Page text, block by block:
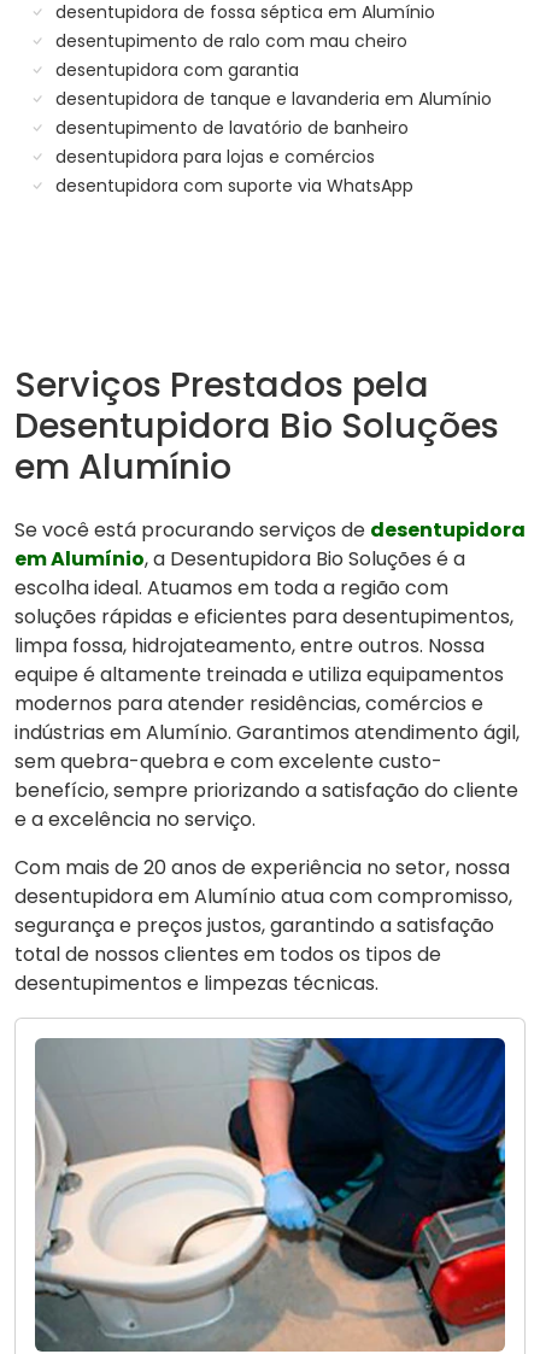
desentupidora de fossa séptica em Alumínio
desentupimento de ralo com mau cheiro
desentupidora com garantia
desentupidora de tanque e lavanderia em Alumínio
desentupimento de lavatório de banheiro
desentupidora para lojas e comércios
desentupidora com suporte via WhatsApp
Serviços Prestados pela
Desentupidora Bio Soluções
em Alumínio
Se você está procurando serviços de desentupidora
em Alumínio, a Desentupidora Bio Soluções é a
escolha ideal. Atuamos em toda a região com
soluções rápidas e eficientes para desentupimentos,
limpa fossa, hidrojateamento, entre outros. Nossa
equipe é altamente treinada e utiliza equipamentos
modernos para atender residências, comércios e
indústrias em Alumínio. Garantimos atendimento ágil,
sem quebra-quebra e com excelente custo-
benefício, sempre priorizando a satisfação do cliente
e a excelência no serviço.
Com mais de 20 anos de experiência no setor, nossa
desentupidora em Alumínio atua com compromisso,
segurança e preços justos, garantindo a satisfação
total de nossos clientes em todos os tipos de
desentupimentos e limpezas técnicas.